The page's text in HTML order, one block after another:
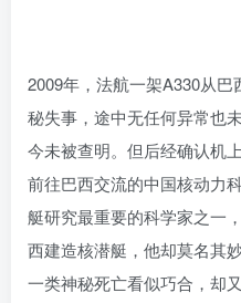
2009年，法航一架A330从
秘失事，途中无任何异常也
今未被查明。但后经确认机
前往巴西交流的中国核动力
艇研究最重要的科学家之一
西建造核潜艇，他却莫名其
一类神秘死亡看似巧合，却